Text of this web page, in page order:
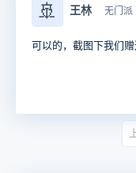
🚢 王林 无门派
可以的，截图下我们